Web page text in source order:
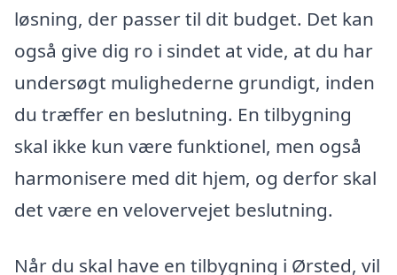
løsning, der passer til dit budget. Det kan
også give dig ro i sindet at vide, at du har
undersøgt mulighederne grundigt, inden
du træffer en beslutning. En tilbygning
skal ikke kun være funktionel, men også
harmonisere med dit hjem, og derfor skal
det være en velovervejet beslutning.
Når du skal have en tilbygning i Ørsted, vil